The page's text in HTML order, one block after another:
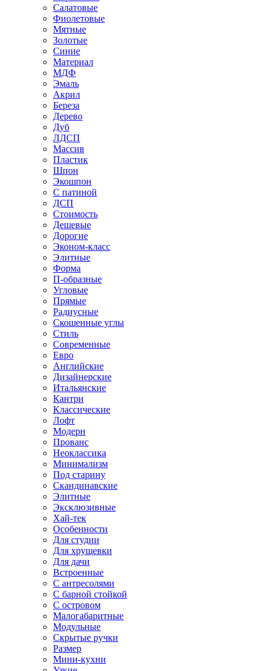
Салатовые
Фиолетовые
Мятные
Золотые
Синие
Материал
МДФ
Эмаль
Акрил
Береза
Дерево
Дуб
ЛДСП
Массив
Пластик
Шпон
Экошпон
С патиной
ДСП
Стоимость
Дешевые
Дорогие
Эконом-класс
Элитные
Форма
П-образные
Угловые
Прямые
Радиусные
Скошенные углы
Стиль
Современные
Евро
Английские
Дизайнерские
Итальянские
Кантри
Классические
Лофт
Модерн
Прованс
Неоклассика
Минимализм
Под старину
Скандинавские
Элитные
Эксклюзивные
Хай-тек
Особенности
Для студии
Для хрущевки
Для дачи
Встроенные
С антресолями
С барной стойкой
С островом
Малогабаритные
Модульные
Скрытые ручки
Размер
Мини-кухни